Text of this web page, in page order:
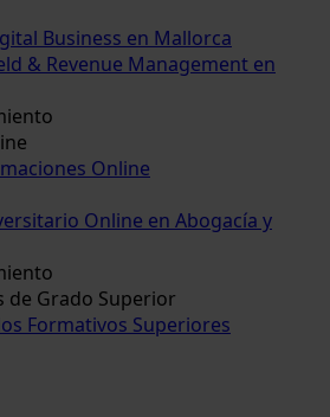
Business en Mallorca
& Revenue Management en
Online
Online en Abogacía y
de Grado Superior
Formativos Superiores